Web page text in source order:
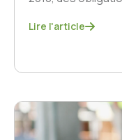
Lire l'article